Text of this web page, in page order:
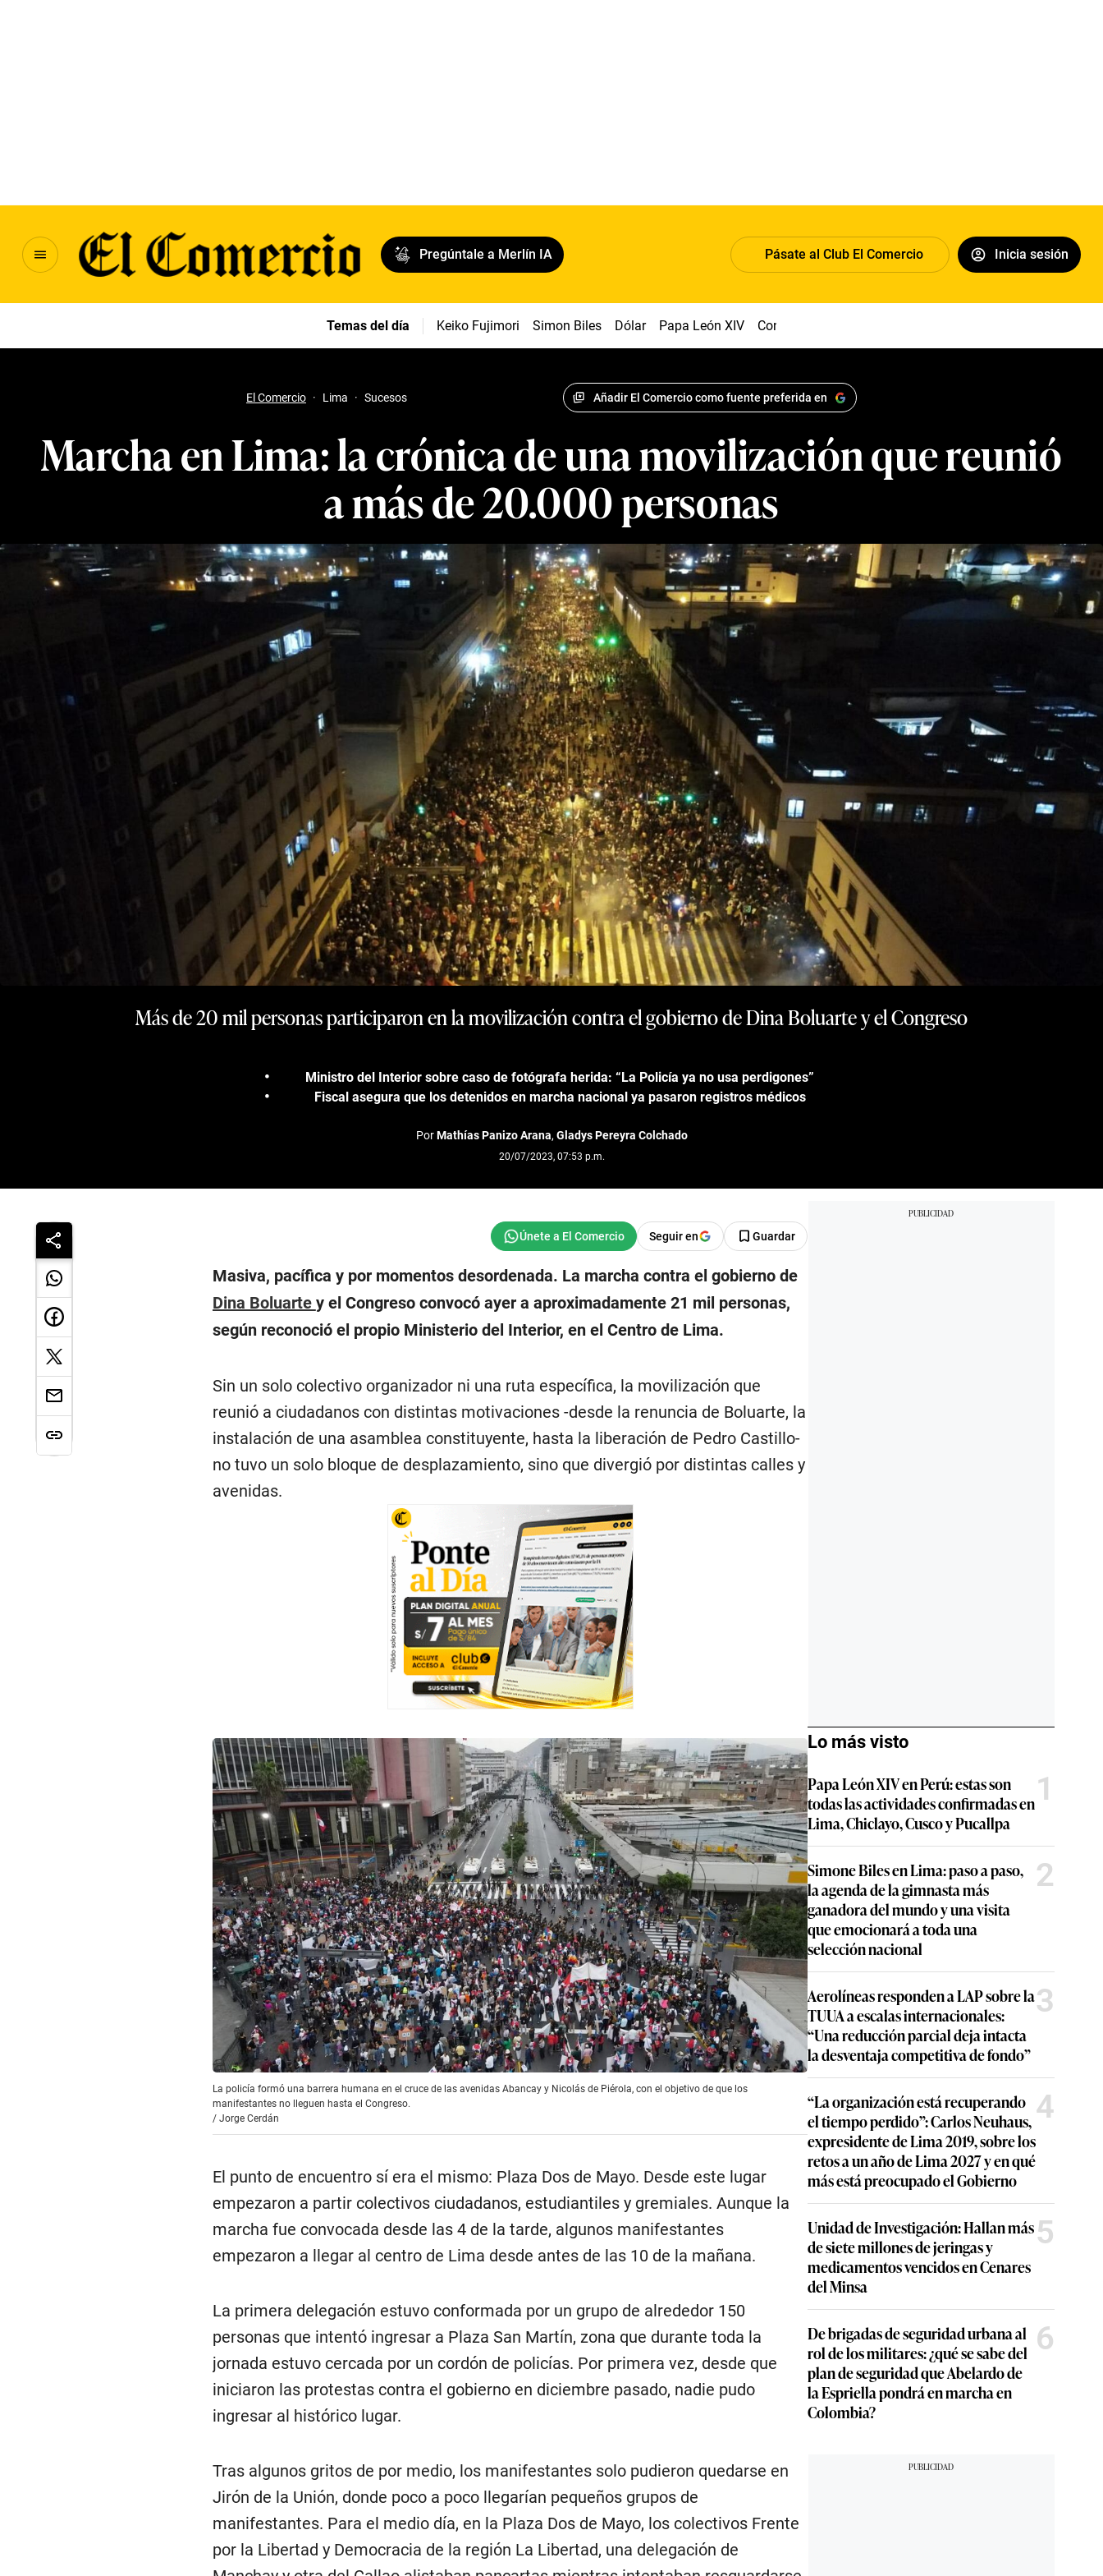
Pregúntale a Merlín IA Pásate al Club El Comercio Inicia sesión
Temas del día Keiko Fujimori Simon Biles Dólar Papa León XIV Congreso
El Comercio · Lima · Sucesos Añadir El Comercio como fuente preferida en
Marcha en Lima: la crónica de una movilización que reunió
a más de 20.000 personas
Más de 20 mil personas participaron en la movilización contra el gobierno de Dina Boluarte y el Congreso
Ministro del Interior sobre caso de fotógrafa herida: “La Policía ya no usa perdigones”
Fiscal asegura que los detenidos en marcha nacional ya pasaron registros médicos
PorMathías Panizo Arana, Gladys Pereyra Colchado
20/07/2023, 07:53 p.m.
Seguir en Guardar
Masiva, pacífica y por momentos desordenada. La marcha contra el gobierno de
Dina Boluarte y el Congreso convocó ayer a aproximadamente 21 mil personas,
según reconoció el propio Ministerio del Interior, en el Centro de Lima.
Sin un solo colectivo organizador ni una ruta específica, la movilización que
reunió a ciudadanos con distintas motivaciones -desde la renuncia de Boluarte, la
instalación de una asamblea constituyente, hasta la liberación de Pedro Castillo-
no tuvo un solo bloque de desplazamiento, sino que divergió por distintas calles y
avenidas.
La policía formó una barrera humana en el cruce de las avenidas Abancay y Nicolás de Piérola, con el objetivo de que los
manifestantes no lleguen hasta el Congreso.
/ Jorge Cerdán
El punto de encuentro sí era el mismo: Plaza Dos de Mayo. Desde este lugar
empezaron a partir colectivos ciudadanos, estudiantiles y gremiales. Aunque la
marcha fue convocada desde las 4 de la tarde, algunos manifestantes
empezaron a llegar al centro de Lima desde antes de las 10 de la mañana.
La primera delegación estuvo conformada por un grupo de alrededor 150
personas que intentó ingresar a Plaza San Martín, zona que durante toda la
jornada estuvo cercada por un cordón de policías. Por primera vez, desde que
iniciaron las protestas contra el gobierno en diciembre pasado, nadie pudo
ingresar al histórico lugar.
Tras algunos gritos de por medio, los manifestantes solo pudieron quedarse en
Jirón de la Unión, donde poco a poco llegarían pequeños grupos de
manifestantes. Para el medio día, en la Plaza Dos de Mayo, los colectivos Frente
por la Libertad y Democracia de la región La Libertad, una delegación de
Lo más visto
Papa León XIV en Perú: estas son
todas las actividades confirmadas en
Lima, Chiclayo, Cusco y Pucallpa
1
Simone Biles en Lima: paso a paso,
la agenda de la gimnasta más
ganadora del mundo y una visita
que emocionará a toda una
selección nacional
2
Aerolíneas responden a LAP sobre la
TUUA a escalas internacionales:
“Una reducción parcial deja intacta
la desventaja competitiva de fondo”
3
“La organización está recuperando
el tiempo perdido”: Carlos Neuhaus,
expresidente de Lima 2019, sobre los
retos a un año de Lima 2027 y en qué
más está preocupado el Gobierno
4
Unidad de Investigación: Hallan más
de siete millones de jeringas y
medicamentos vencidos en Cenares
del Minsa
5
De brigadas de seguridad urbana al
rol de los militares: ¿qué se sabe del
plan de seguridad que Abelardo de
la Espriella pondrá en marcha en
Colombia?
6